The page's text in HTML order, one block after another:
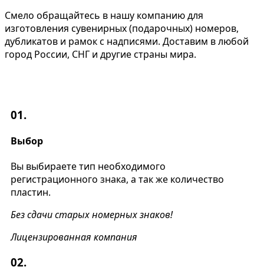
Смело обращайтесь в нашу компанию для
изготовления сувенирных (подарочных) номеров,
дубликатов и рамок с надписями. Доставим в любой
город России, СНГ и другие страны мира.
01.
Выбор
Вы выбираете тип необходимого
регистрационного знака, а так же количество
пластин.
Без сдачи старых номерных знаков!
Лицензированная компания
02.